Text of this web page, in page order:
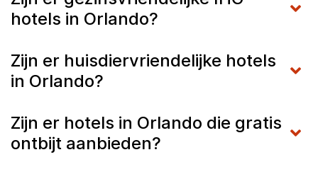
hotels in Orlando?
Zijn er huisdiervriendelijke hotels
in Orlando?
Zijn er hotels in Orlando die gratis
ontbijt aanbieden?